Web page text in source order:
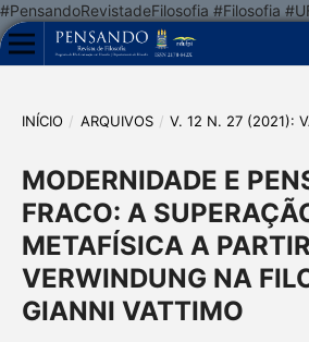
#PensandoRevistadeFilosofia #Filosofia
INÍCIO / ARQUIVOS / V. 12 N. 27 (2021):
MODERNIDADE E
FRACO: A
METAFÍSICA A
VERWINDUNG NA
GIANNI VATTIMO